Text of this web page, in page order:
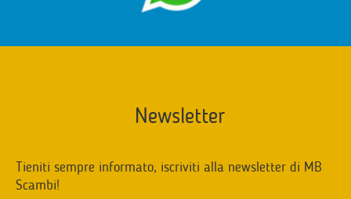
Newsletter
Tieniti sempre informato, iscriviti alla newsletter di MB
Scambi!